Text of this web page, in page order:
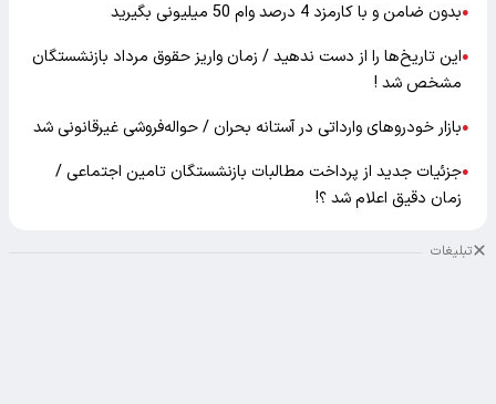
●بدون ضامن و با کارمزد 4 درصد وام 50 میلیونی بگیرید
●این تاریخ‌ها را از دست ندهید / زمان واریز حقوق مرداد بازنشستگان
مشخص شد !
●بازار خودرو‌های وارداتی در آستانه بحران / حواله‌فروشی غیرقانونی شد
●جزئیات جدید از پرداخت مطالبات بازنشستگان تامین اجتماعی /
زمان دقیق اعلام شد ؟!
تبلیغات